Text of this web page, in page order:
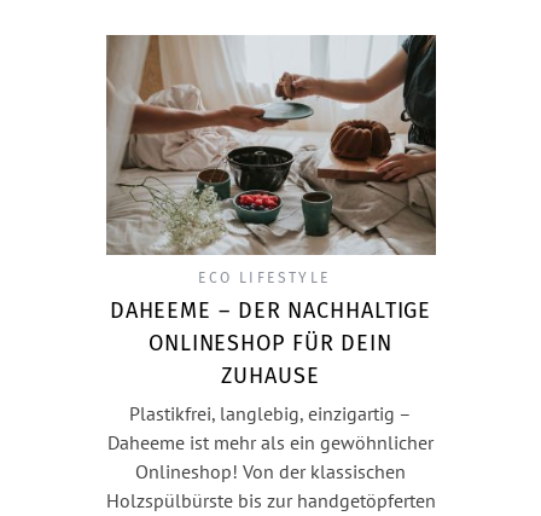
ECO LIFESTYLE
DAHEEME – DER NACHHALTIGE
ONLINESHOP FÜR DEIN
ZUHAUSE
Plastikfrei, langlebig, einzigartig –
Daheeme ist mehr als ein gewöhnlicher
Onlineshop! Von der klassischen
Holzspülbürste bis zur handgetöpferten